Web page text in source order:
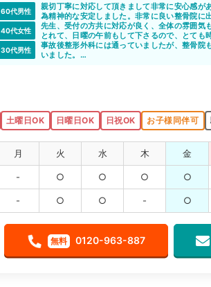
60代男性
親切丁寧に対応して頂きまして非常に安心感が
為精神的な安定しました。非常に良い整骨院に
す。
40代女性
先生、受付の方共に対応が良く、全体の雰囲気
とれて、日曜の午前もして下さるので、とても
30代男性
事故後整形外科には通っていましたが、整骨院
いました。
土曜日OK 日曜日OK 日祝OK お子様同伴可
月 火 水 木 金
- ○ ○ ○ ○
- ○ ○ - ○
無料 0120-963-887